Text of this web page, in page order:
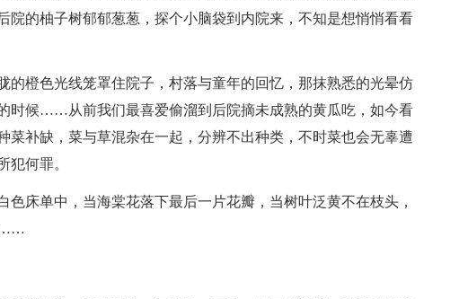
院的柚子树郁郁葱葱，探个小脑袋到内院来，不知是想悄悄看看
的橙色光线笼罩住院子，村落与童年的回忆，那抹熟悉的光晕仿
时候……从前我们最喜爱偷溜到后院摘未成熟的黄瓜吃，如今看
菜补缺，菜与草混杂在一起，分辨不出种类，不时菜也会无辜遭
犯何罪。
色床单中，当海棠花落下最后一片花瓣，当树叶泛黄不在枝头，
……